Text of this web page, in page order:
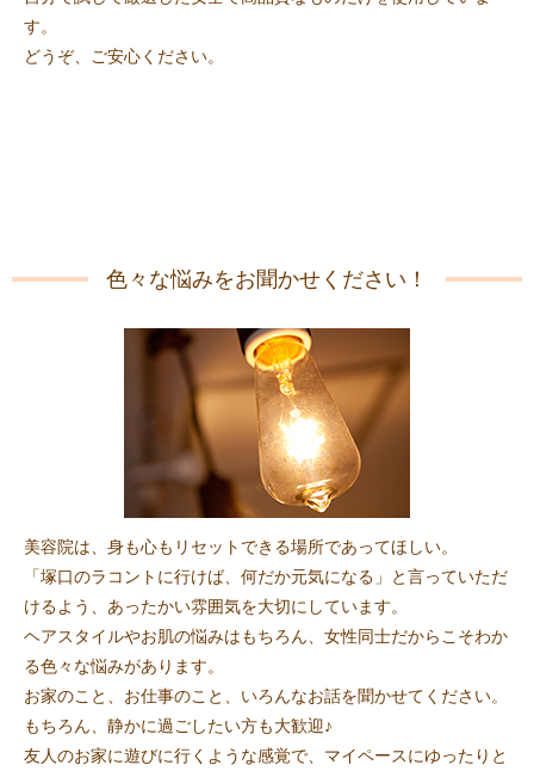
す。
どうぞ、ご安心ください。
色々な悩みをお聞かせください！
美容院は、身も心もリセットできる場所であってほしい。
「塚口のラコントに行けば、何だか元気になる」と言っていただ
けるよう、あったかい雰囲気を大切にしています。
ヘアスタイルやお肌の悩みはもちろん、女性同士だからこそわか
る色々な悩みがあります。
お家のこと、お仕事のこと、いろんなお話を聞かせてください。
もちろん、静かに過ごしたい方も大歓迎♪
友人のお家に遊びに行くような感覚で、マイペースにゆったりと